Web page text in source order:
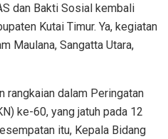
dan Bakti Sosial kembali
Kutai Timur. Ya, kegiatan
Maulana, Sangatta Utara,
rangkaian dalam Peringatan
ke-60, yang jatuh pada 12
itu, Kepala Bidang